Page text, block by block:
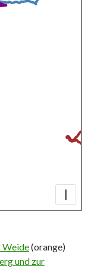
I
Weide(orange)
und zur